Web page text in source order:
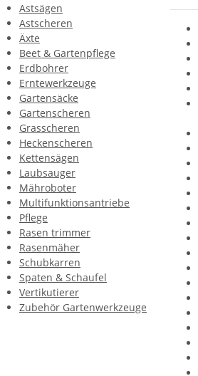
Astsägen
Astscheren
Äxte
Beet & Gartenpflege
Erdbohrer
Erntewerkzeuge
Gartensäcke
Gartenscheren
Grasscheren
Heckenscheren
Kettensägen
Laubsauger
Mähroboter
Multifunktionsantriebe
Pflege
Rasen trimmer
Rasenmäher
Schubkarren
Spaten & Schaufel
Vertikutierer
Zubehör Gartenwerkzeuge